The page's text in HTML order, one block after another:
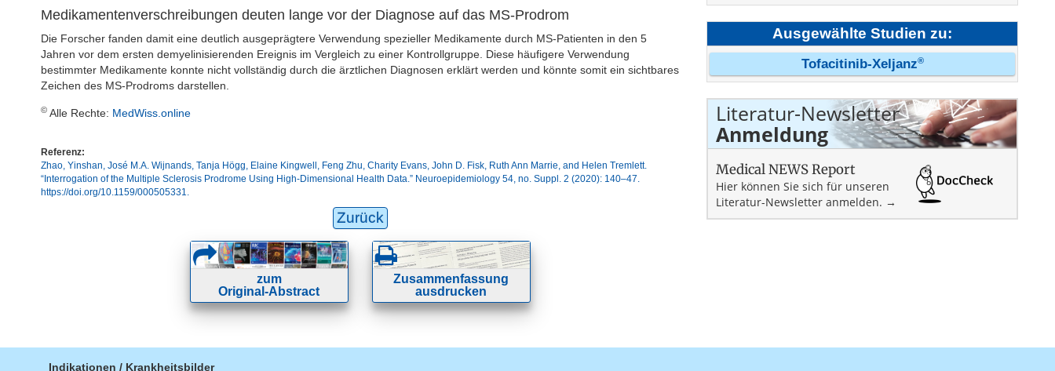
Medikamentenverschreibungen deuten lange vor der Diagnose auf das MS-Prodrom
Die Forscher fanden damit eine deutlich ausgeprägtere Verwendung spezieller Medikamente durch MS-Patienten in den 5
Jahren vor dem ersten demyelinisierenden Ereignis im Vergleich zu einer Kontrollgruppe. Diese häufigere Verwendung
bestimmter Medikamente konnte nicht vollständig durch die ärztlichen Diagnosen erklärt werden und könnte somit ein sichtbares
Zeichen des MS-Prodroms darstellen.
© Alle Rechte: MedWiss.online
Referenz:
Zhao, Yinshan, José M.A. Wijnands, Tanja Högg, Elaine Kingwell, Feng Zhu, Charity Evans, John D. Fisk, Ruth Ann Marrie, and Helen Tremlett.
“Interrogation of the Multiple Sclerosis Prodrome Using High-Dimensional Health Data.” Neuroepidemiology 54, no. Suppl. 2 (2020): 140–47.
https://doi.org/10.1159/000505331.
Zurück
zum
Original-Abstract
Zusammenfassung
ausdrucken
Ausgewählte Studien zu:
Tofacitinib-Xeljanz®
Literatur-Newsletter
Anmeldung
Medical NEWS Report
Hier können Sie sich für unseren
Literatur-Newsletter anmelden. →
Indikationen / Krankheitsbilder